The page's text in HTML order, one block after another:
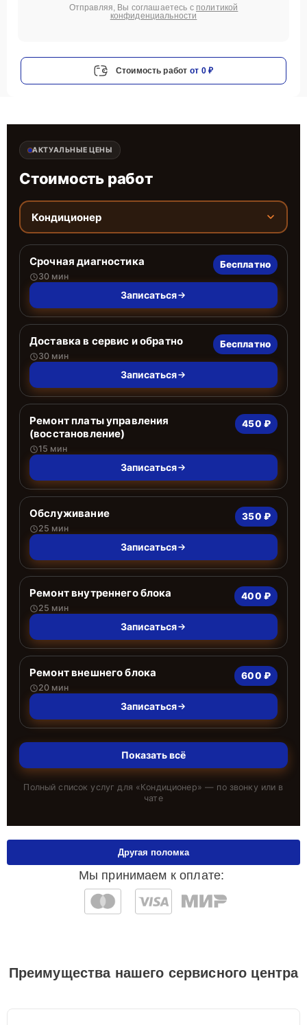
Отправляя, Вы соглашаетесь с политикой
конфиденциальности
Стоимость работ от 0 ₽
АКТУАЛЬНЫЕ ЦЕНЫ
Стоимость работ
Кондиционер
Срочная диагностика
30 мин
Бесплатно
Записаться
Доставка в сервис и обратно
30 мин
Бесплатно
Записаться
Ремонт платы управления
(восстановление)
15 мин
450 ₽
Записаться
Обслуживание
25 мин
350 ₽
Записаться
Ремонт внутреннего блока
25 мин
400 ₽
Записаться
Ремонт внешнего блока
20 мин
600 ₽
Записаться
Показать всё
Полный список услуг для «Кондиционер» — по звонку или в
чате
Мы принимаем к оплате:
Другая поломка
Преимущества нашего сервисного центра